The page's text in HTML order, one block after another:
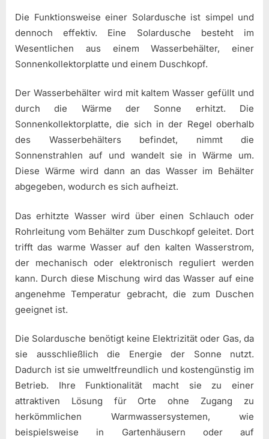
Die Funktionsweise einer Solardusche ist simpel und
dennoch effektiv. Eine Solardusche besteht im
Wesentlichen aus einem Wasserbehälter, einer
Sonnenkollektorplatte und einem Duschkopf.
Der Wasserbehälter wird mit kaltem Wasser gefüllt und
durch die Wärme der Sonne erhitzt. Die
Sonnenkollektorplatte, die sich in der Regel oberhalb
des Wasserbehälters befindet, nimmt die
Sonnenstrahlen auf und wandelt sie in Wärme um.
Diese Wärme wird dann an das Wasser im Behälter
abgegeben, wodurch es sich aufheizt.
Das erhitzte Wasser wird über einen Schlauch oder
Rohrleitung vom Behälter zum Duschkopf geleitet. Dort
trifft das warme Wasser auf den kalten Wasserstrom,
der mechanisch oder elektronisch reguliert werden
kann. Durch diese Mischung wird das Wasser auf eine
angenehme Temperatur gebracht, die zum Duschen
geeignet ist.
Die Solardusche benötigt keine Elektrizität oder Gas, da
sie ausschließlich die Energie der Sonne nutzt.
Dadurch ist sie umweltfreundlich und kostengünstig im
Betrieb. Ihre Funktionalität macht sie zu einer
attraktiven Lösung für Orte ohne Zugang zu
herkömmlichen Warmwassersystemen, wie
beispielsweise in Gartenhäusern oder auf